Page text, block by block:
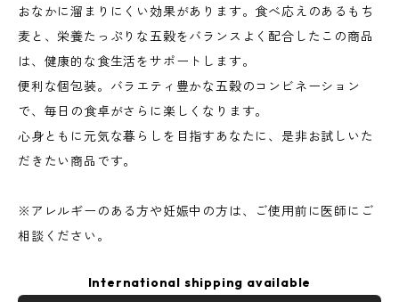
おなかに溜まりにくい効果があります。食べ応えのあるもち
麦と、栄養たっぷりな五穀をバランスよく配合したこの商品
は、健康的な食生活をサポートします。
便利な個包装。バラエティ豊かな五穀のコンビネーション
で、毎日の食卓がさらに楽しくなります。
心身ともに元気な暮らしを目指すあなたに、是非お試しいた
だきたい商品です。
※アレルギーのある方や妊娠中の方は、ご使用前に医師にご
相談ください。
International shipping available